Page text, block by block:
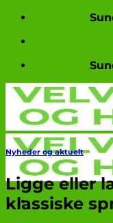
Fortsæt
indhold
Nyheder og aktuelt
Ligge eller
klassiske